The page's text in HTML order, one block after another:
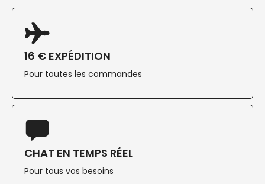
16 € EXPÉDITION
Pour toutes les commandes
CHAT EN TEMPS RÉEL
Pour tous vos besoins